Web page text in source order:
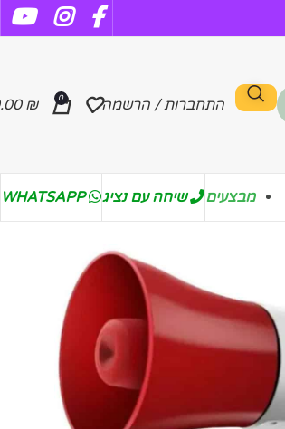
התחברות / הרשמה 0
₪
מבצעים שיחה עם נציג WHATSAPP